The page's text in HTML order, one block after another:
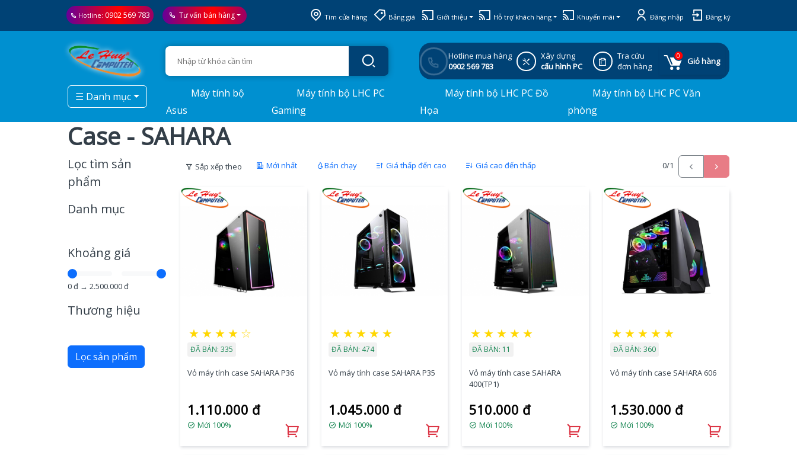
Hotline: 0902 569 783 Tư vấn bán hàng Tìm cửa hàng Bảng giá Giới thiệu Hỗ trợ khách hàng Khuyến mãi Đăng nhập Đăng ký
Hotline mua hàng
0902 569 783
Xây dựng
cấu hình PC
Tra cứu
đơn hàng
0
Giỏ hàng
☰ Danh mục
Máy tính bộ
Asus
Máy tính bộ LHC PC
Gaming
Máy tính bộ LHC PC Đồ
Họa
Máy tính bộ LHC PC Văn
phòng
Case - SAHARA
Lọc tìm sản
phẩm
Danh mục
Khoảng giá
0đ → 2.500.000đ
Thương hiệu
Lọc sản phẩm
Sắp xếp theo Mới nhất Bán chạy Giá thấp đến cao Giá cao đến thấp 0/1
★ ★ ★ ★ ☆
ĐÃ BÁN: 335
Vỏ máy tính case SAHARA P36
1.110.000 đ
Mới 100%
★ ★ ★ ★ ★
ĐÃ BÁN: 474
Vỏ máy tính case SAHARA P35
1.045.000 đ
Mới 100%
★ ★ ★ ★ ★
ĐÃ BÁN: 11
Vỏ máy tính case SAHARA
400(TP1)
510.000 đ
Mới 100%
★ ★ ★ ★ ★
ĐÃ BÁN: 360
Vỏ máy tính case SAHARA 606
1.530.000 đ
Mới 100%